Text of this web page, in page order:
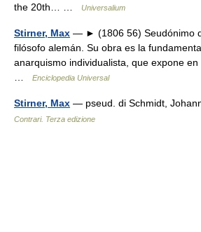
the 20th… …
Universalium
Stirner, Max — ► (1806 56) Seudónimo
filósofo alemán. Su obra es la
anarquismo individualista, que expone
Enciclopedia Universal
Stirner, Max — pseud. di Schmidt,
Contrari. Terza edizione